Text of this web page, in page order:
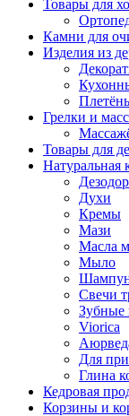
Товары для
Камни для
Изделия из
Грелки и
Товары для
Натуральная
Духи
Кремы
Мази
Масла
Мыло
Свечи
Зубные
Viorica
Для
Глина
Кедровая
Корзины и